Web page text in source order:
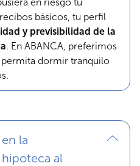
básicos, tu perfil
y previsibilidad de la
. En ABANCA, preferimos
dormir tranquilo
la
al